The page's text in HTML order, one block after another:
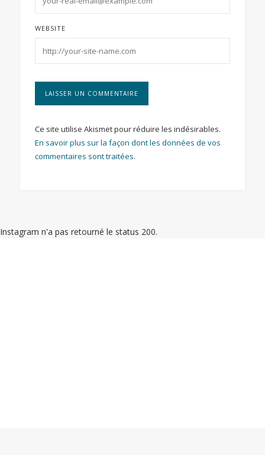
WEBSITE
Ce site utilise Akismet pour réduire les indésirables.
En savoir plus sur la façon dont les données de vos
commentaires sont traitées.
Instagram n'a pas retourné le status 200.